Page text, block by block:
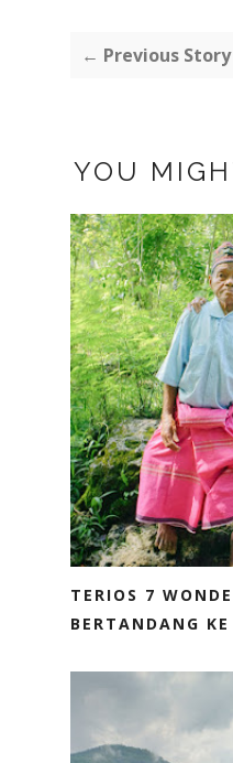
← Previous Story
YOU
TERIOS 7
BERTANDANG